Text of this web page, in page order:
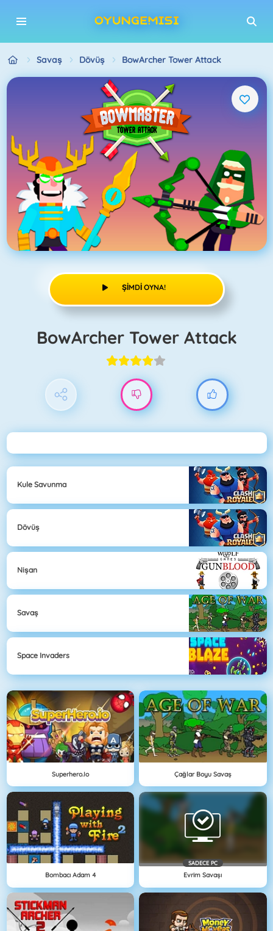
Savaş Dövüş BowArcher Tower Attack
ŞIMDI OYNA!
BowArcher Tower Attack
Kule Savunma
Dövüş
Nişan
Savaş
Space Invaders
Superhero.io Çağlar Boyu Savaş
Bombacı Adam 4
SADECE PC
Evrim Savaşı